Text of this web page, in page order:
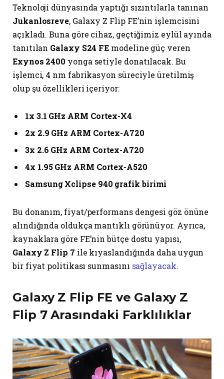
Teknoloji dünyasında yaptığı sızıntılarla tanınan
Jukanlosreve, Galaxy Z Flip FE’nin işlemcisini
açıkladı. Buna göre cihaz, geçtiğimiz eylül ayında
tanıtılan Galaxy S24 FE modeline güç veren
Exynos 2400 yonga setiyle donatılacak. Bu
işlemci, 4 nm fabrikasyon süreciyle üretilmiş
olup şu özellikleri içeriyor:
1x 3.1 GHz ARM Cortex-X4
2x 2.9 GHz ARM Cortex-A720
3x 2.6 GHz ARM Cortex-A720
4x 1.95 GHz ARM Cortex-A520
Samsung Xclipse 940 grafik birimi
Bu donanım, fiyat/performans dengesi göz önüne
alındığında oldukça mantıklı görünüyor. Ayrıca,
kaynaklara göre FE’nin bütçe dostu yapısı,
Galaxy Z Flip 7 ile kıyaslandığında daha uygun
bir fiyat politikası sunmasını sağlayacak.
Galaxy Z Flip FE ve Galaxy Z
Flip 7 Arasındaki Farklılıklar